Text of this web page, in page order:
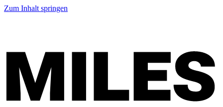
Zum Inhalt springen